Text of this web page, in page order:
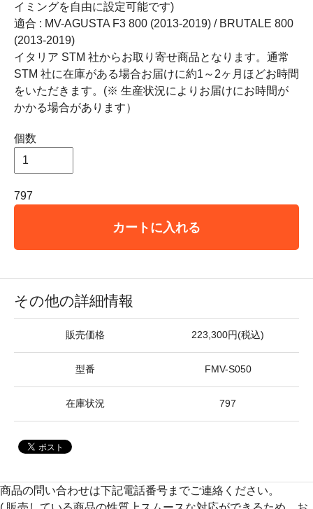
イミングを自由に設定可能です)
適合 : MV-AGUSTA F3 800 (2013-2019) / BRUTALE 800
(2013-2019)
イタリア STM 社からお取り寄せ商品となります。通常
STM 社に在庫がある場合お届けに約1～2ヶ月ほどお時間
をいただきます。(※ 生産状況によりお届けにお時間が
かかる場合があります）
個数
797
カートに入れる
その他の詳細情報
販売価格 223,300円(税込)
型番 FMV-S050
在庫状況 797
商品の問い合わせは下記電話番号までご連絡ください。